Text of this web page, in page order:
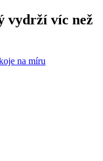
vydrží víc než
na míru